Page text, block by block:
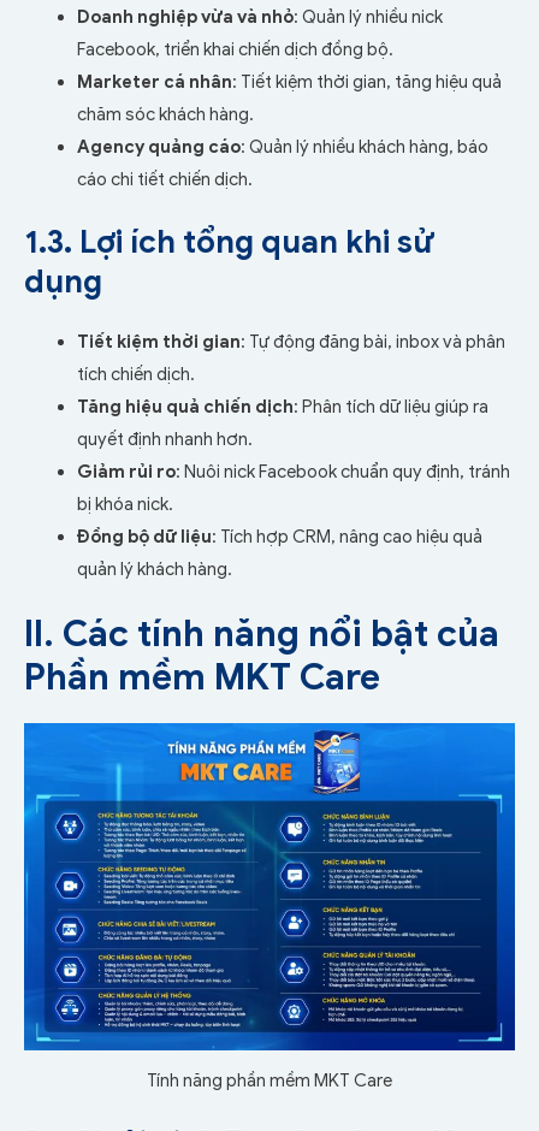
Doanh nghiệp vừa và nhỏ: Quản lý nhiều nick
Facebook, triển khai chiến dịch đồng bộ.
Marketer cá nhân: Tiết kiệm thời gian, tăng hiệu quả
chăm sóc khách hàng.
Agency quảng cáo: Quản lý nhiều khách hàng, báo
cáo chi tiết chiến dịch.
1.3. Lợi ích tổng quan khi sử
dụng
Tiết kiệm thời gian: Tự động đăng bài, inbox và phân
tích chiến dịch.
Tăng hiệu quả chiến dịch: Phân tích dữ liệu giúp ra
quyết định nhanh hơn.
Giảm rủi ro: Nuôi nick Facebook chuẩn quy định, tránh
bị khóa nick.
Đồng bộ dữ liệu: Tích hợp CRM, nâng cao hiệu quả
quản lý khách hàng.
II. Các tính năng nổi bật của
Phần mềm MKT Care
Tính năng phần mềm MKT Care